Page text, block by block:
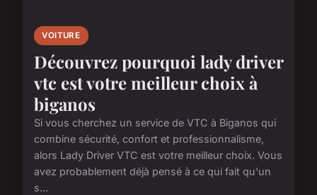
VOITURE
Découvrez pourquoi lady driver
vtc est votre meilleur choix à
biganos
Si vous cherchez un service de VTC à Biganos qui
combine sécurité, confort et professionnalisme,
alors Lady Driver VTC est votre meilleur choix. Vous
avez probablement déjà pensé à ce qui fait qu'un
s...